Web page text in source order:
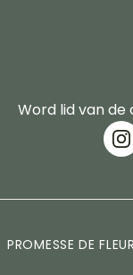
Word lid van
PROMESSE DE